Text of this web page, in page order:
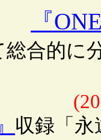
『
総合的
収録「